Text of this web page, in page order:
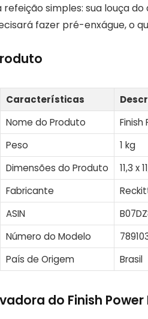
simples: sua louça
fazer pré-enxágue, o
Características
Nome do Produto
Peso
1 kg
Dimensões do Produto
11,3 x
Fabricante
ASIN
Número do Modelo
País de Origem
Brasil
do Finish